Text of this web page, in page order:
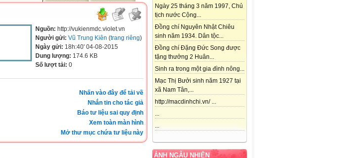
Ngày 25 tháng 3 năm 1997, Chủ
tịch nước Cộng...
Đồng chí Nguyên Nhật Chiêu
sinh năm 1934. Dân tộc...
Đồng chí Đặng Đức Song được
tặng thưởng 2 Huân...
Sinh ra trong một gia đình nông...
Mạc Thị Bưởi sinh năm 1927 tại
xã Nam Tân,...
http://macdinhchi.vn/ ...
...
...
ẢNH NGẪU NHIÊN
Nguồn: http://vukienmdc.violet.vn
Người gửi: Vũ Trung Kiên (trang riêng)
Ngày gửi: 18h:40' 04-08-2015
Dung lượng: 174.6 KB
Số lượt tải: 0
Nhấn vào đây để tải về
Nhắn tin cho tác giả
Báo tư liệu sai quy định
Xem toàn màn hình
Mở thư mục chứa tư liệu này